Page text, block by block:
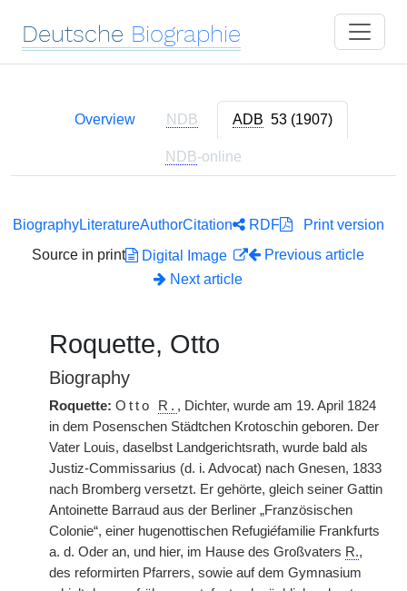
Deutsche Biographie
Overview NDB ADB 53 (1907)
NDB-online
BiographyLiteratureAuthorCitation RDF
Print version
Source in print
Digital Image
Previous article
Next article
Roquette, Otto
Biography
Roquette: Otto R. , Dichter, wurde am 19. April 1824
in dem Posenschen Städtchen Krotoschin geboren. Der
Vater Louis, daselbst Landgerichtsrath, wurde bald als
Justiz-Commissarius (d. i. Advocat) nach Gnesen, 1833
nach Bromberg versetzt. Er gehörte, gleich seiner Gattin
Antoinette Barraud aus der Berliner „Französischen
Colonie“, einer hugenottischen Refugiéfamilie Frankfurts
a. d. Oder an, und hier, im Hause des Großvaters R.,
des reformirten Pfarrers, sowie auf dem Gymnasium